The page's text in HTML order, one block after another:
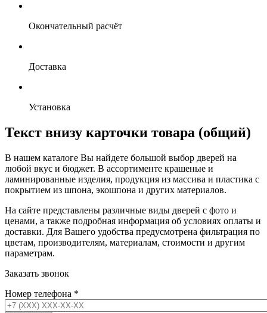
Окончательный расчёт
Доставка
Установка
Текст внизу карточки товара (общий)
В нашем каталоге Вы найдете большой выбор дверей на
любой вкус и бюджет. В ассортименте крашеные и
ламинированные изделия, продукция из массива и пластика с
покрытием из шпона, экошпона и других материалов.
На сайте представлены различные виды дверей с фото и
ценами, а также подробная информация об условиях оплаты и
доставки. Для Вашего удобства предусмотрена фильтрация по
цветам, производителям, материалам, стоимости и другим
параметрам.
Заказать звонок
Номер телефона *